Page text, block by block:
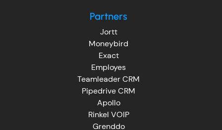
Partners
Jortt
Moneybird
Exact
Employes
Teamleader CRM
Pipedrive CRM
Apollo
Rinkel VOIP
Grenddo